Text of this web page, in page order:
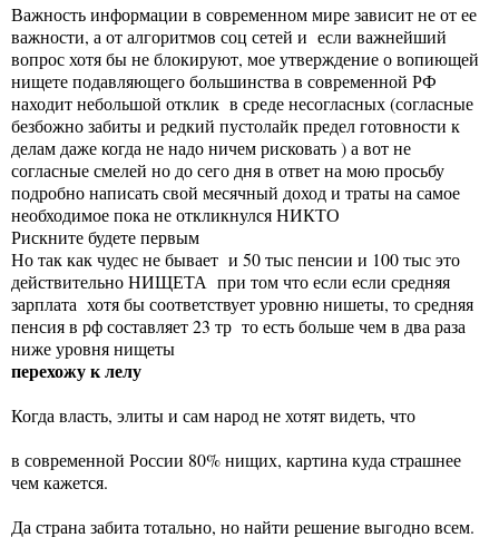
Важность информации в современном мире зависит не от ее
важности, а от алгоритмов соц сетей и если важнейший
вопрос хотя бы не блокируют, мое утверждение о вопиющей
нищете подавляющего большинства в современной РФ
находит небольшой отклик в среде несогласных (согласные
безбожно забиты и редкий пустолайк предел готовности к
делам даже когда не надо ничем рисковать ) а вот не
согласные смелей но до сего дня в ответ на мою просьбу
подробно написать свой месячный доход и траты на самое
необходимое пока не откликнулся НИКТО
Рискните будете первым
Но так как чудес не бывает и 50 тыс пенсии и 100 тыс это
действительно НИЩЕТА при том что если если средняя
зарплата хотя бы соответствует уровню нишеты, то средняя
пенсия в рф составляет 23 тр то есть больше чем в два раза
ниже уровня нищеты
перехожу к лелу
Когда власть, элиты и сам народ не хотят видеть, что
в современной России 80% нищих, картина куда страшнее
чем кажется.
Да страна забита тотально, но найти решение выгодно всем.